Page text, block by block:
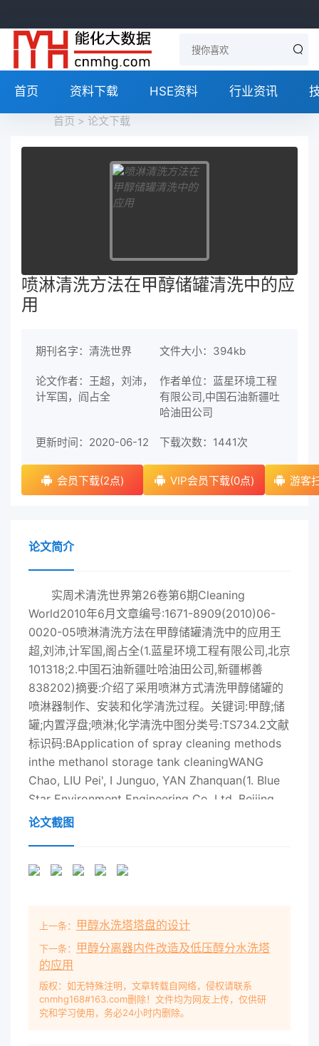
首页 资料下载 HSE资料 行业资讯
首页 > 论文下载
喷淋清洗方法在甲醇储罐清洗中的应
用
期刊名字：清洗世界 文件大小：394kb
论文作者：王超，刘沛，
计军国，阎占全
作者单位：蓝星环境工程
有限公司,中国石油新疆吐
哈油田公司
更新时间：2020-06-12 下载次数： 1441次
会员下载(2点) VIP会员下载(0点) 游客
论文简介
实周术清洗世界第26卷第6期Cleaning
World2010年6月文章编号:1671-8909(2010)06-
0020-05喷淋清洗方法在甲醇储罐清洗中的应用王
超,刘沛,计军国,阁占全(1.蓝星环境工程有限公司,北京
101318;2.中国石油新疆吐哈油田公司,新疆郴善
838202)摘要:介绍了采用喷淋方式清洗甲醇储罐的
喷淋器制作、安装和化学清洗过程。关键词:甲醇;储
罐;内置浮盘;喷淋;化学清洗中图分类号:TS734.2文献
标识码:BApplication of spray cleaning methods
inthe methanol storage tank cleaningWANG
Chao, LIU Pei', I Junguo, YAN Zhanquan(1. Blue
Star Environment Engineering Co, Ltd, Beijing
101318, China2. Turpan-Hami Oilfield Co., Petro
chemical cleaning process of thespray methods
inner floating disc; spray; chemical cleaning1概
况密度、浊度等指标的变化,直接影响产品品质。在
以甲醇为生产原料的装置中,由于杂质的存在还可能
随着国家经济的发展,现阶段出现了大批以甲引起催
化剂中毒等危害。所以,对甲醇储罐进行醇为中间产
品或最终产品的化工装置。由于甲醇的次彻底化学清
论文截图
上一条： 甲醇水洗塔塔盘的设计
下一条：
甲醇分离器内件改造及低压醇分水洗塔
的应用
版权：如无特殊注明，文章转载自网络，侵权请联系
cnmhg168#163.com删除！文件均为网友上传，仅供研
究和学习使用，务必24小时内删除。